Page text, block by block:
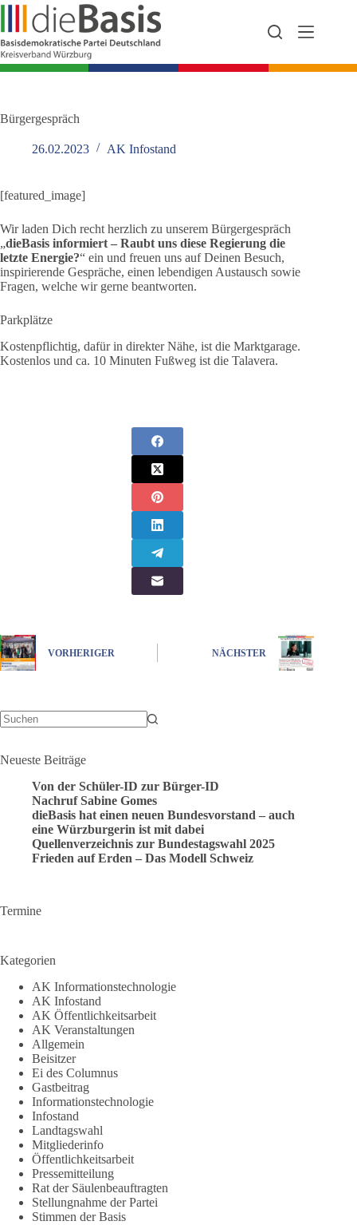
Zum
springen
Bürgergespräch
26.02.2023 AK Infostand
[featured_image]
Wir laden Dich recht herzlich zu unserem Bürgergespräch
„dieBasis informiert – Raubt uns diese Regierung die
letzte Energie?“ ein und freuen uns auf Deinen Besuch,
inspirierende Gespräche, einen lebendigen Austausch sowie
Fragen, welche wir gerne beantworten.
Parkplätze
Kostenpflichtig, dafür in direkter Nähe, ist die Marktgarage.
Kostenlos und ca. 10 Minuten Fußweg ist die Talavera.
VORHERIGER NÄCHSTER
Neueste Beiträge
Von der Schüler-ID zur Bürger-ID
Nachruf Sabine Gomes
dieBasis hat einen neuen Bundesvorstand – auch
eine Würzburgerin ist mit dabei
Quellenverzeichnis zur Bundestagswahl 2025
Frieden auf Erden – Das Modell Schweiz
Termine
Kategorien
AK Informationstechnologie
AK Infostand
AK Öffentlichkeitsarbeit
AK Veranstaltungen
Allgemein
Beisitzer
Ei des Columnus
Gastbeitrag
Informationstechnologie
Infostand
Landtagswahl
Mitgliederinfo
Öffentlichkeitsarbeit
Pressemitteilung
Rat der Säulenbeauftragten
Stellungnahme der Partei
Stimmen der Basis